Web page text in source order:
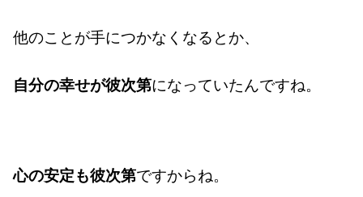
他のことが手につかなくなるとか、
自分の幸せが彼次第になっていたんですね。
心の安定も彼次第ですからね。